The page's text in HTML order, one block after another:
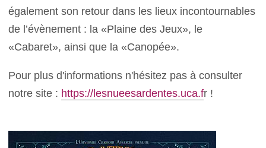
également son retour dans les lieux incontournables
de l’évènement : la «Plaine des Jeux», le
«Cabaret», ainsi que la «Canopée».
Pour plus d'informations n'hésitez pas à consulter
notre site : https://lesnueesardentes.uca.fr !